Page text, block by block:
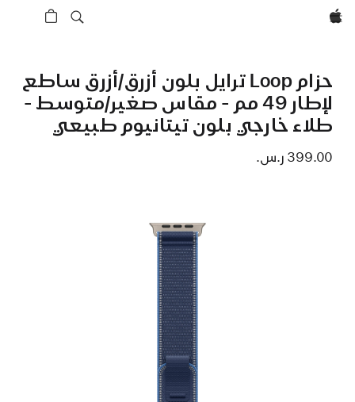
Apple‏
حزام Loop ترايل بلون أزرق/أزرق ساطع
لإطار 49 مم - مقاس صغير/متوسط -
طلاء خارجي بلون تيتانيوم طبيعي
399.00 ر.س.‏